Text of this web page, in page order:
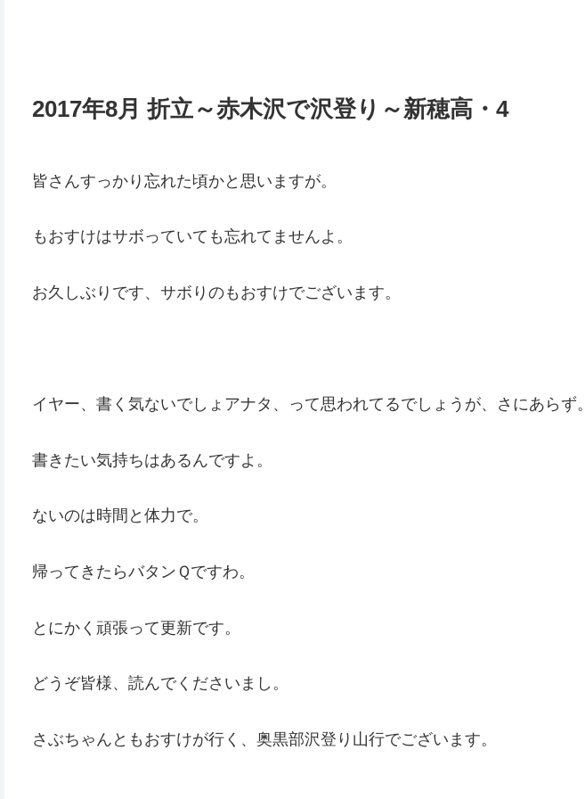
2017年8月 折立～赤木沢で沢登り～新穂高・4
皆さんすっかり忘れた頃かと思いますが。
もおすけはサボっていても忘れてませんよ。
お久しぶりです、サボりのもおすけでございます。
イヤー、書く気ないでしょアナタ、って思われてるでしょうが、さにあらず。
書きたい気持ちはあるんですよ。
ないのは時間と体力で。
帰ってきたらバタンＱですわ。
とにかく頑張って更新です。
どうぞ皆様、読んでくださいまし。
さぶちゃんともおすけが行く、奥黒部沢登り山行でございます。